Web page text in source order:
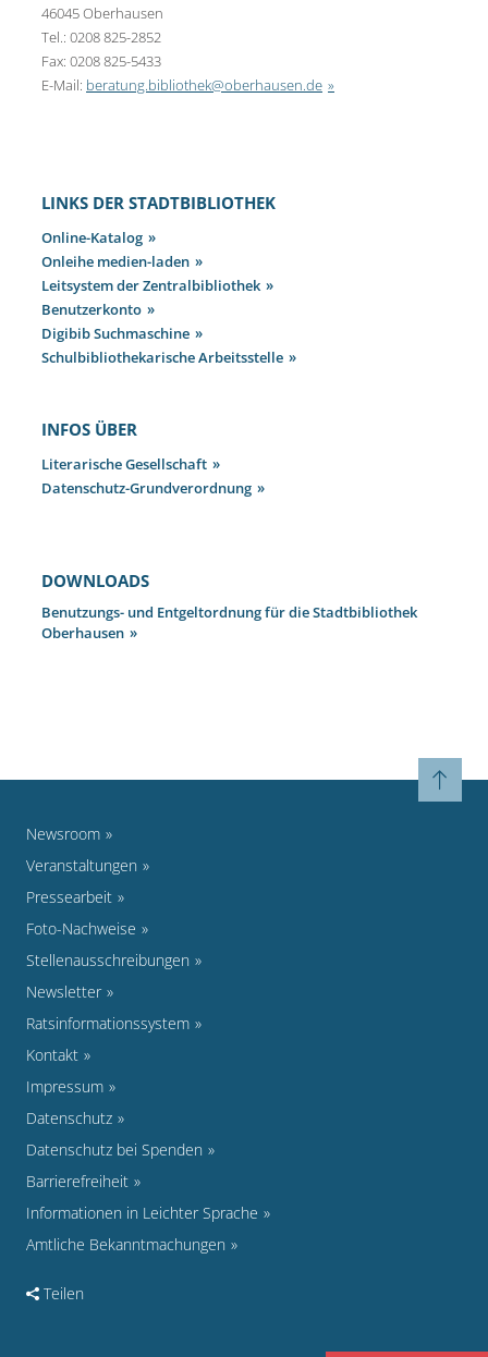
46045 Oberhausen
Tel.: 0208 825-2852
Fax: 0208 825-5433
E-Mail: beratung.bibliothek@oberhausen.de
LINKS DER STADTBIBLIOTHEK
Online-Katalog
Onleihe medien-laden
Leitsystem der Zentralbibliothek
Benutzerkonto
Digibib Suchmaschine
Schulbibliothekarische Arbeitsstelle
INFOS ÜBER
Literarische Gesellschaft
Datenschutz-Grundverordnung
DOWNLOADS
Benutzungs- und Entgeltordnung für die Stadtbibliothek
Oberhausen
Newsroom
Veranstaltungen
Pressearbeit
Foto-Nachweise
Stellenausschreibungen
Newsletter
Ratsinformationssystem
Kontakt
Impressum
Datenschutz
Datenschutz bei Spenden
Barrierefreiheit
Informationen in Leichter Sprache
Amtliche Bekanntmachungen
Teilen